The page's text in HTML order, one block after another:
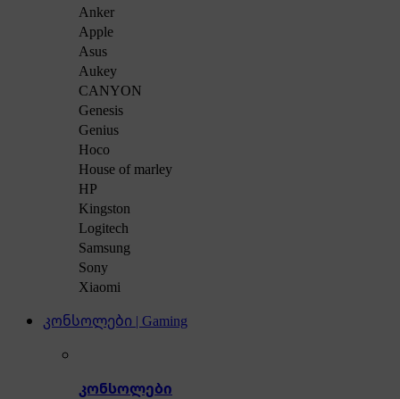
Anker
Apple
Asus
Aukey
CANYON
Genesis
Genius
Hoco
House of marley
HP
Kingston
Logitech
Samsung
Sony
Xiaomi
კონსოლები | Gaming
კონსოლები